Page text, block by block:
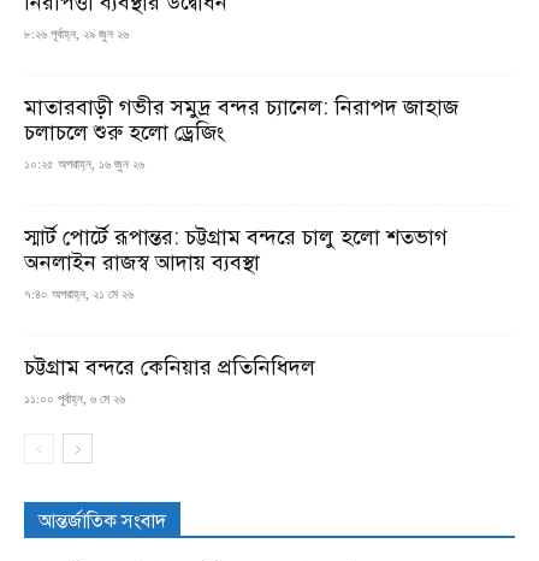
৮:২৬ পূর্বাহ্ন, ২৯ জুন ২৬
মাতারবাড়ী গভীর সমুদ্র বন্দর চ্যানেল: নিরাপদ জাহাজ
চলাচলে শুরু হলো ড্রেজিং
১০:২৫ অপরাহ্ন, ১৬ জুন ২৬
স্মার্ট পোর্টে রূপান্তর: চট্টগ্রাম বন্দরে চালু হলো শতভাগ
অনলাইন রাজস্ব আদায় ব্যবস্থা
৭:৪০ অপরাহ্ন, ২১ মে ২৬
চট্টগ্রাম বন্দরে কেনিয়ার প্রতিনিধিদল
১১:০০ পূর্বাহ্ন, ৬ মে ২৬
আন্তর্জাতিক সংবাদ